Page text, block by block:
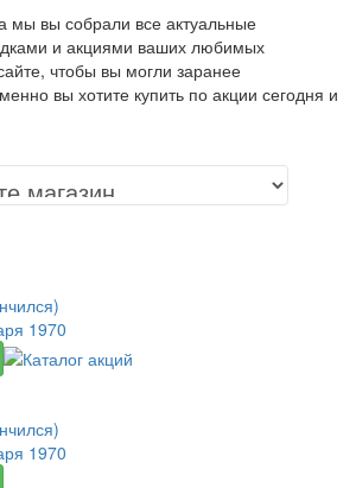
мы вы собрали все актуальные
и акциями ваших любимых
чтобы вы могли заранее
вы хотите купить по акции сегодня и
1970
1970